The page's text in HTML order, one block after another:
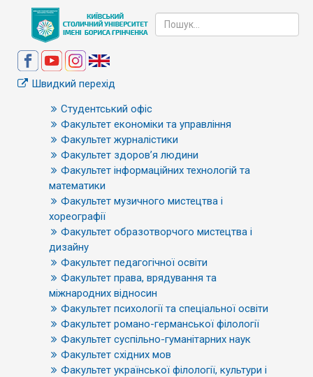
Швидкий перехід
Студентський офіс
Факультет економіки та управління
Факультет журналістики
Факультет здоров’я людини
Факультет інформаційних технологій та
математики
Факультет музичного мистецтва і
хореографії
Факультет образотворчого мистецтва і
дизайну
Факультет педагогічної освіти
Факультет права, врядування та
міжнародних відносин
Факультет психології та спеціальної освіти
Факультет романо-германської філології
Факультет суспільно-гуманітарних наук
Факультет східних мов
Факультет української філології, культури і